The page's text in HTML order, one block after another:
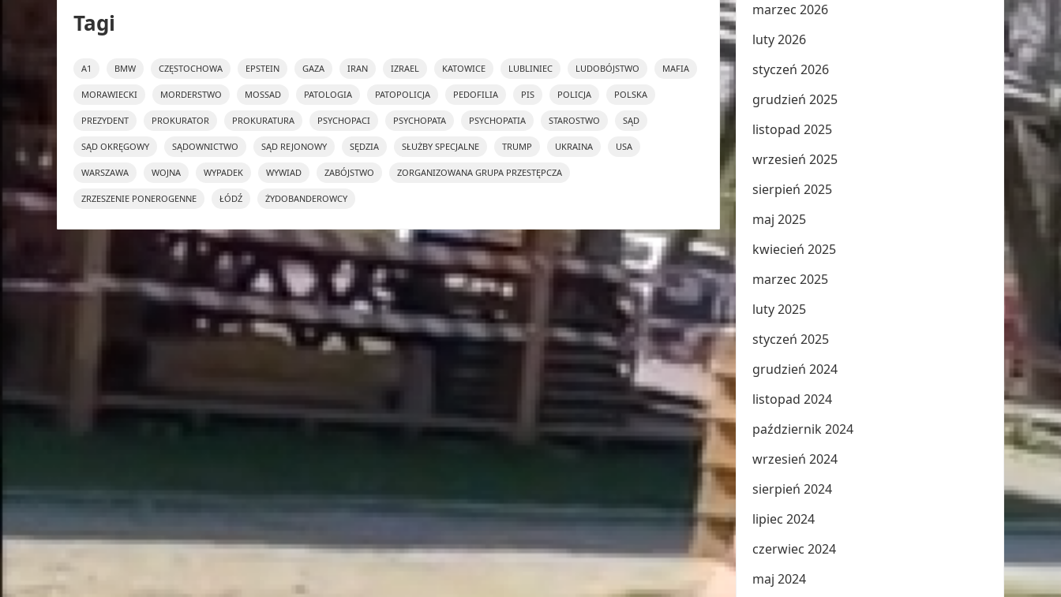
Tagi
A1 BMW CZĘSTOCHOWA EPSTEIN GAZA IRAN IZRAEL KATOWICE LUBLINIEC LUDOBÓJSTWO MAFIA
MORAWIECKI MORDERSTWO MOSSAD PATOLOGIA PATOPOLICJA PEDOFILIA PIS POLICJA POLSKA
PREZYDENT PROKURATOR PROKURATURA PSYCHOPACI PSYCHOPATA PSYCHOPATIA STAROSTWO SĄD
SĄD OKRĘGOWY SĄDOWNICTWO SĄD REJONOWY SĘDZIA SŁUŻBY SPECJALNE TRUMP UKRAINA USA
WARSZAWA WOJNA WYPADEK WYWIAD ZABÓJSTWO ZORGANIZOWANA GRUPA PRZESTĘPCZA
ZRZESZENIE PONEROGENNE ŁÓDŹ ŻYDOBANDEROWCY
marzec 2026
luty 2026
styczeń 2026
grudzień 2025
listopad 2025
wrzesień 2025
sierpień 2025
maj 2025
kwiecień 2025
marzec 2025
luty 2025
styczeń 2025
grudzień 2024
listopad 2024
październik 2024
wrzesień 2024
sierpień 2024
lipiec 2024
czerwiec 2024
maj 2024